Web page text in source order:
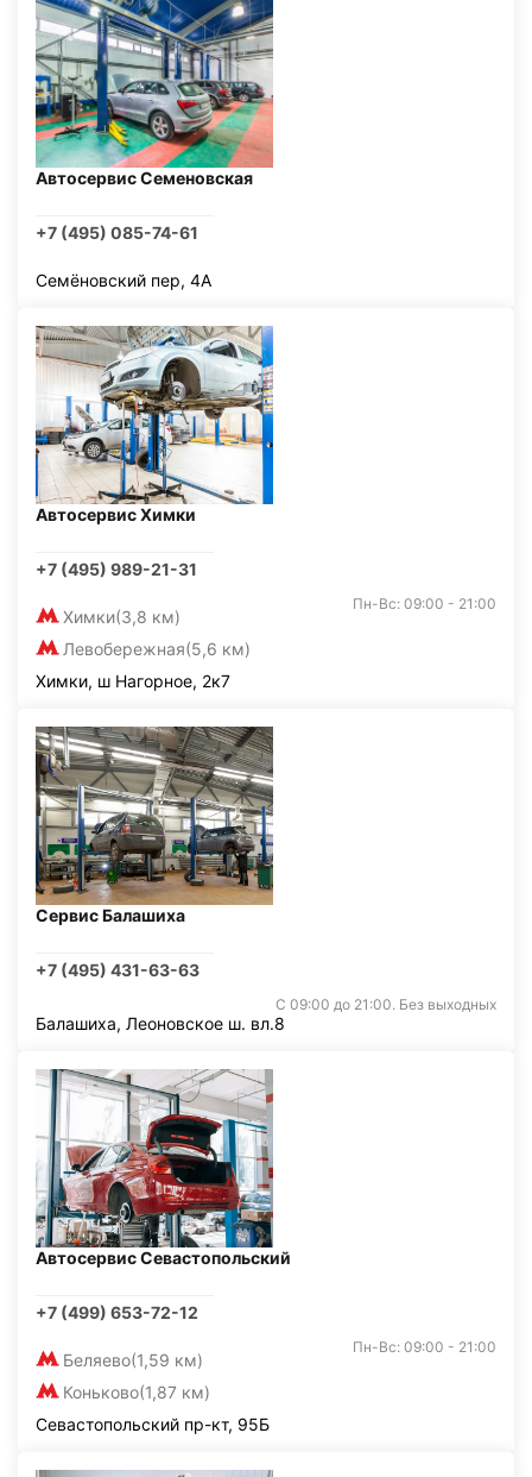
Автосервис Семеновская
+7 (495) 085-74-61
Семёновский пер, 4А
Автосервис Химки
+7 (495) 989-21-31
Химки(3,8 км)
Левобережная(5,6 км)
Пн-Вс: 09:00 - 21:00
Химки, ш Нагорное, 2к7
Сервис Балашиха
+7 (495) 431-63-63
С 09:00 до 21:00. Без выходных
Балашиха, Леоновское ш. вл.8
Автосервис Севастопольский
+7 (499) 653-72-12
Беляево(1,59 км)
Коньково(1,87 км)
Пн-Вс: 09:00 - 21:00
Севастопольский пр-кт, 95Б